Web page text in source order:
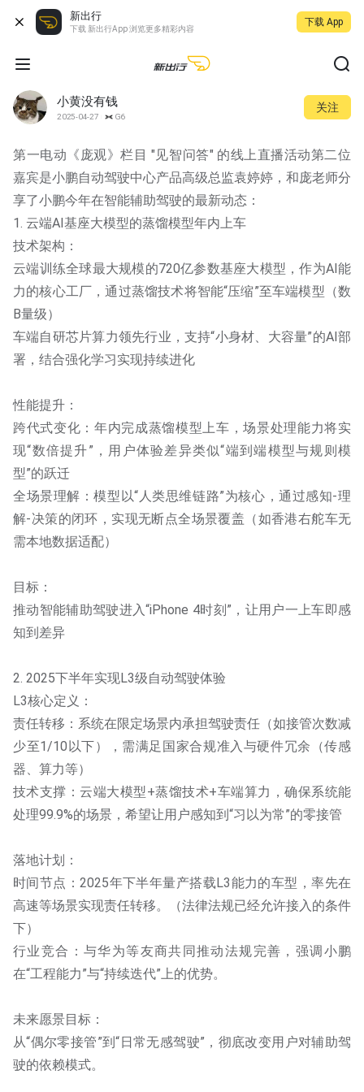
新出行
下载 新出行App 浏览更多精彩内容
下载 App
小黄没有钱
2025-04-27 G6
关注
第一电动《庞观》栏目 "见智问答" 的线上直播活动第二位
嘉宾是小鹏自动驾驶中心产品高级总监袁婷婷，和庞老师分
享了小鹏今年在智能辅助驾驶的最新动态：
1. 云端AI基座大模型的蒸馏模型年内上车
技术架构：
云端训练全球最大规模的720亿参数基座大模型，作为AI能
力的核心工厂，通过蒸馏技术将智能“压缩”至车端模型（数
B量级）
车端自研芯片算力领先行业，支持“小身材、大容量”的AI部
署，结合强化学习实现持续进化
性能提升：
跨代式变化：年内完成蒸馏模型上车，场景处理能力将实
现“数倍提升”，用户体验差异类似“端到端模型与规则模
型”的跃迁
全场景理解：模型以“人类思维链路”为核心，通过感知-理
解-决策的闭环，实现无断点全场景覆盖（如香港右舵车无
需本地数据适配）
目标：
推动智能辅助驾驶进入“iPhone 4时刻”，让用户一上车即感
知到差异
2. 2025下半年实现L3级自动驾驶体验
L3核心定义：
责任转移：系统在限定场景内承担驾驶责任（如接管次数减
少至1/10以下），需满足国家合规准入与硬件冗余（传感
器、算力等）
技术支撑：云端大模型+蒸馏技术+车端算力，确保系统能
处理99.9%的场景，希望让用户感知到“习以为常”的零接管
落地计划：
时间节点：2025年下半年量产搭载L3能力的车型，率先在
高速等场景实现责任转移。（法律法规已经允许接入的条件
下）
行业竞合：与华为等友商共同推动法规完善，强调小鹏
在“工程能力”与“持续迭代”上的优势。
未来愿景目标：
从“偶尔零接管”到“日常无感驾驶”，彻底改变用户对辅助驾
驶的依赖模式。